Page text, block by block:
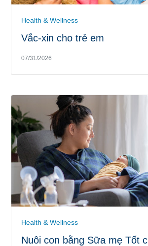
Health & Wellness
Vắc-xin cho trẻ em
07/31/2026
Health & Wellness
Nuôi con bằng Sữa mẹ Tốt